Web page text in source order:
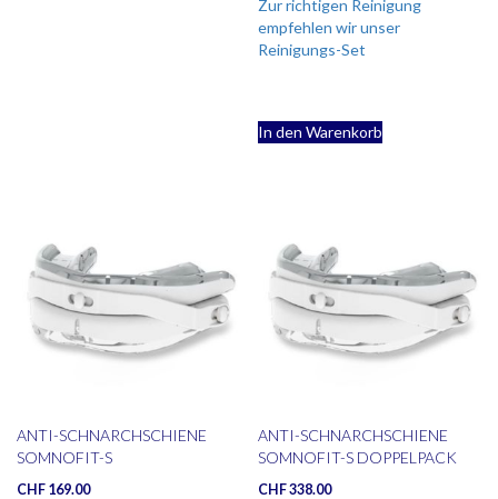
Zur richtigen Reinigung
empfehlen wir unser
Reinigungs-Set
In den Warenkorb
ANTI-SCHNARCHSCHIENE
SOMNOFIT-S
CHF 169.00
ANTI-SCHNARCHSCHIENE
SOMNOFIT-S DOPPELPACK
CHF338.00